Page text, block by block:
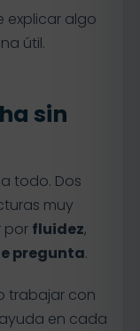
explicar algo
útil.
sin
todo. Dos
muy
por fluidez,
pregunta.
trabajar con
en cada